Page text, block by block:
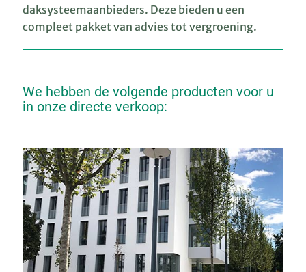
daksysteemaanbieders. Deze bieden u een
compleet pakket van advies tot vergroening.
We hebben de volgende producten voor u
in onze directe verkoop: